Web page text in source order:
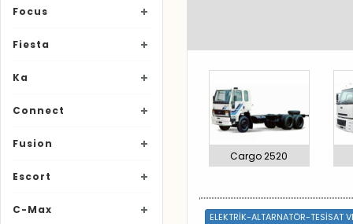
Focus
Fiesta
Ka
Connect
Fusion
Escort
C-Max
Cargo 2520
ELEKTRİK-ALTARNATÖR-TESİSAT